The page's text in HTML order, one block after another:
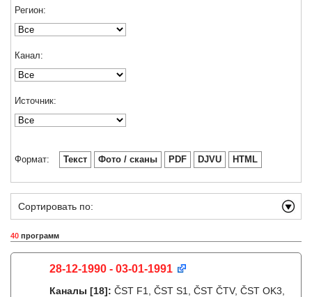
Регион:
Канал:
Источник:
Формат: Текст Фото / сканы PDF DJVU HTML
Сортировать по:
40 программ
28-12-1990 - 03-01-1991
Каналы [18]: ČST F1, ČST S1, ČST ČTV, ČST OK3,